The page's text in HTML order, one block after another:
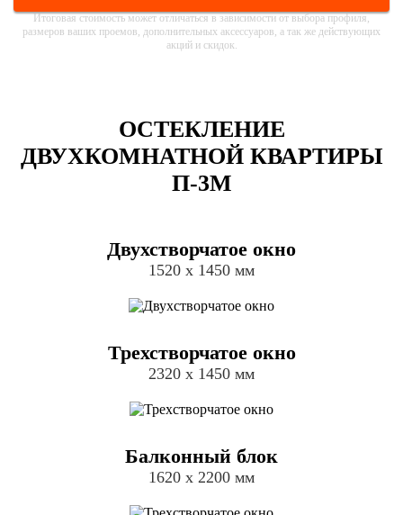
Итоговая стоимость может отличаться в зависимости от выбора профиля,
размеров ваших проемов, дополнительных аксессуаров, а так же действующих
акций и скидок.
ОСТЕКЛЕНИЕ
ДВУХКОМНАТНОЙ КВАРТИРЫ
П-3М
Двухстворчатое окно
1520 х 1450 мм
Трехстворчатое окно
2320 х 1450 мм
Балконный блок
1620 х 2200 мм